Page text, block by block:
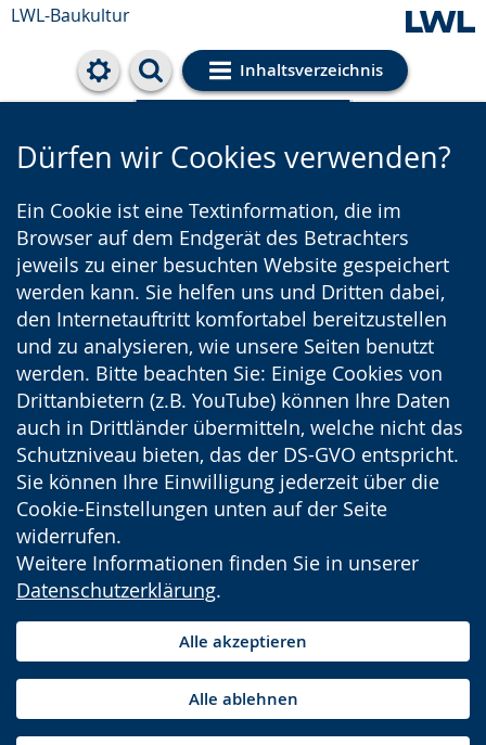
LWL-Baukultur
Inhaltsverzeichnis
Cookie-Einstellungen
Dürfen wir Cookies verwenden?
Ein Cookie ist eine Textinformation, die im
Browser auf dem Endgerät des Betrachters
jeweils zu einer besuchten Website gespeichert
werden kann. Sie helfen uns und Dritten dabei,
den Internetauftritt komfortabel bereitzustellen
und zu analysieren, wie unsere Seiten benutzt
werden. Bitte beachten Sie: Einige Cookies von
Drittanbietern (z.B. YouTube) können Ihre Daten
auch in Drittländer übermitteln, welche nicht das
Schutzniveau bieten, das der DS-GVO entspricht.
Sie können Ihre Einwilligung jederzeit über die
Cookie-Einstellungen unten auf der Seite
widerrufen.
Weitere Informationen finden Sie in unserer
Datenschutzerklärung.
Alle akzeptieren
Alle ablehnen